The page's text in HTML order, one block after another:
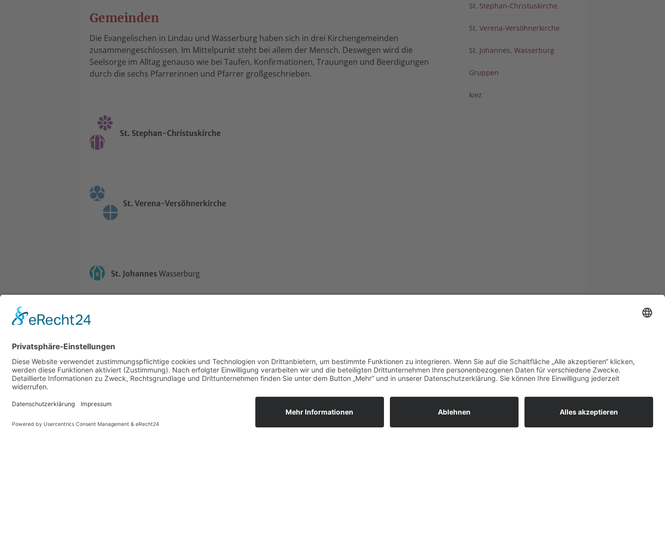
Gemeinden
Die Evangelischen in Lindau und Wasserburg haben sich in drei Kirchengemeinden
zusammengeschlossen. Im Mittelpunkt steht bei allem der Mensch. Deswegen wird die
Seelsorge im Alltag genauso wie bei Taufen, Konfirmationen, Trauungen und Beerdigungen
durch die sechs Pfarrerinnen und Pfarrer großgeschrieben.
St. Stephan-Christuskirche
St. Verena-Versöhnerkirche
St. Johannes, Wasserburg
Gruppen
kıez
St. Stephan-Christuskirche
St. Verena-Versöhnerkirche
St. Johannes Wasserburg
Bürozeiten:
Mo, Di, Mi 9 – 12 Uhr
Gabriele Scholz
Telefon 08382 989080-0